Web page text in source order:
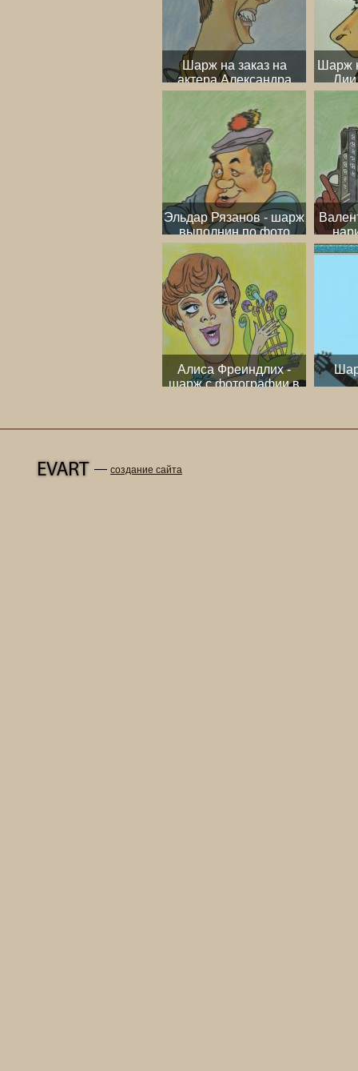
Шарж на заказ на
актера Александра
Абдулова по
фотографии
Шарж
Лии
Эльдар Рязанов - шарж
выполнин по фото
пастелью
Алиса Фреиндлих -
шарж с фотографии в
— создание сайта